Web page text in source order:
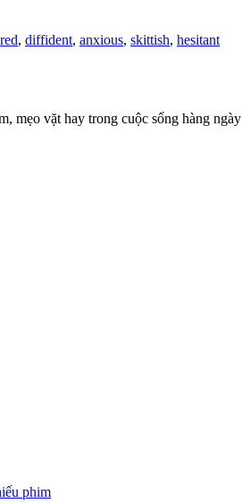
, diffident, anxious, skittish, hesitant
mẹo vặt hay trong cuộc sống hàng ngày
phim